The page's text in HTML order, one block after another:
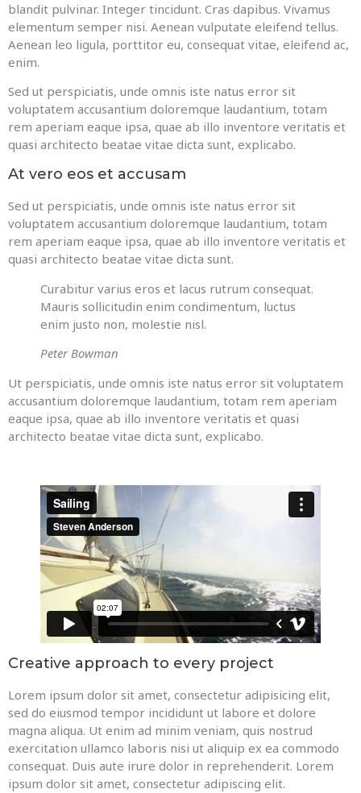
blandit pulvinar. Integer tincidunt. Cras dapibus. Vivamus
elementum semper nisi. Aenean vulputate eleifend tellus.
Aenean leo ligula, porttitor eu, consequat vitae, eleifend ac,
enim.
Sed ut perspiciatis, unde omnis iste natus error sit
voluptatem accusantium doloremque laudantium, totam
rem aperiam eaque ipsa, quae ab illo inventore veritatis et
quasi architecto beatae vitae dicta sunt, explicabo.
At vero eos et accusam
Sed ut perspiciatis, unde omnis iste natus error sit
voluptatem accusantium doloremque laudantium, totam
rem aperiam eaque ipsa, quae ab illo inventore veritatis et
quasi architecto beatae vitae dicta sunt.
Curabitur varius eros et lacus rutrum consequat.
Mauris sollicitudin enim condimentum, luctus
enim justo non, molestie nisl.
Peter Bowman
Ut perspiciatis, unde omnis iste natus error sit voluptatem
accusantium doloremque laudantium, totam rem aperiam
eaque ipsa, quae ab illo inventore veritatis et quasi
architecto beatae vitae dicta sunt, explicabo.
Creative approach to every project
Lorem ipsum dolor sit amet, consectetur adipisicing elit,
sed do eiusmod tempor incididunt ut labore et dolore
magna aliqua. Ut enim ad minim veniam, quis nostrud
exercitation ullamco laboris nisi ut aliquip ex ea commodo
consequat. Duis aute irure dolor in reprehenderit. Lorem
ipsum dolor sit amet, consectetur adipiscing elit.